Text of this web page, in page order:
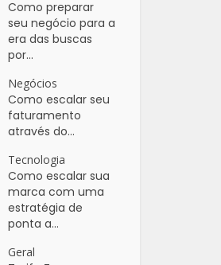
Como preparar
seu negócio para a
era das buscas
por...
Negócios
Como escalar seu
faturamento
através do...
Tecnologia
Como escalar sua
marca com uma
estratégia de
ponta a...
Geral